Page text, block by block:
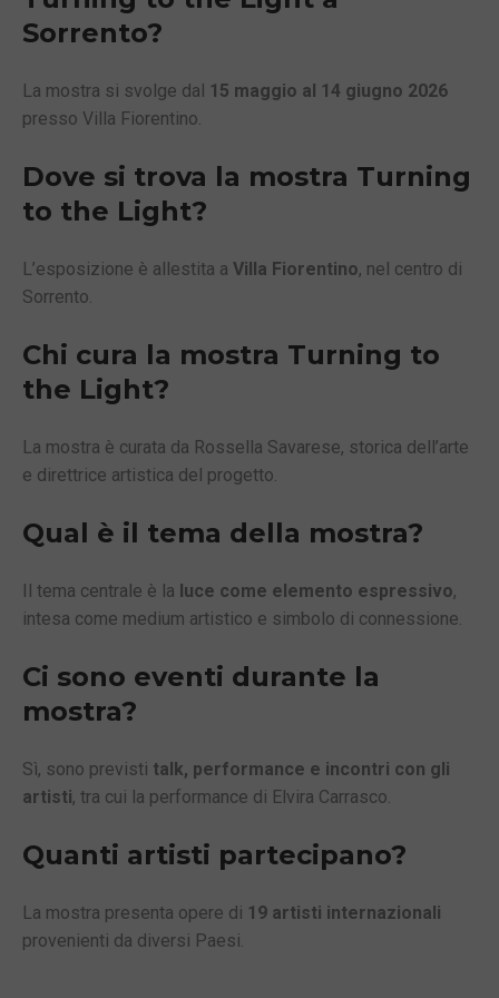
Sorrento?
La mostra si svolge dal 15 maggio al 14 giugno 2026
presso Villa Fiorentino.
Dove si trova la mostra Turning
to the Light?
L’esposizione è allestita a Villa Fiorentino, nel centro di
Sorrento.
Chi cura la mostra Turning to
the Light?
La mostra è curata da Rossella Savarese, storica dell’arte
e direttrice artistica del progetto.
Qual è il tema della mostra?
Il tema centrale è la luce come elemento espressivo,
intesa come medium artistico e simbolo di connessione.
Ci sono eventi durante la
mostra?
Sì, sono previsti talk, performance e incontri con gli
artisti, tra cui la performance di Elvira Carrasco.
Quanti artisti partecipano?
La mostra presenta opere di 19 artisti internazionali
provenienti da diversi Paesi.